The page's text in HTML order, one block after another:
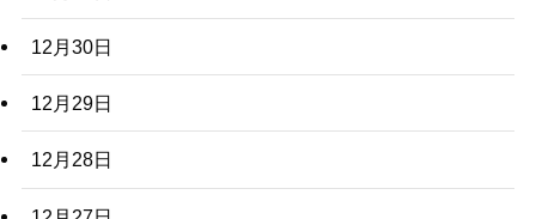
12月30日
12月29日
12月28日